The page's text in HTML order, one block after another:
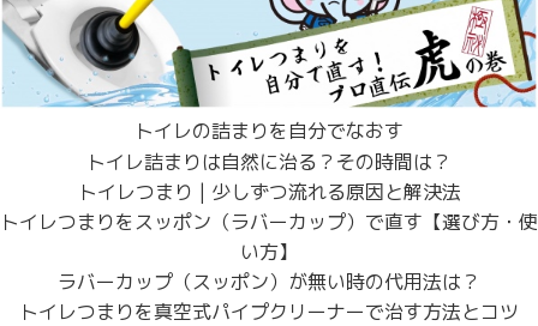
トイレの詰まりを自分でなおす
トイレ詰まりは自然に治る？その時間は？
トイレつまり | 少しずつ流れる原因と解決法
トイレつまりをスッポン（ラバーカップ）で直す【選び方・使
い方】
ラバーカップ（スッポン）が無い時の代用法は？
トイレつまりを真空式パイプクリーナーで治す方法とコツ